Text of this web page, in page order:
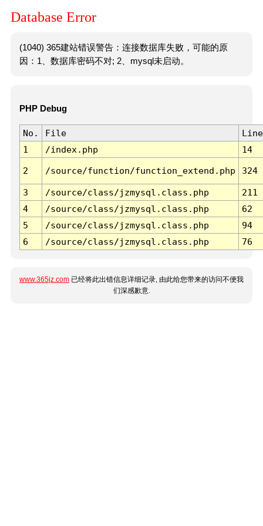
Database Error
(1040) 365建站错误警告：连接数据库失败，可能的原
因：1、数据库密码不对; 2、mysql未启动。
PHP Debug
No. File
Line
1
/index.php 14
2 /source/function/function_extend.php 324
3 /source/class/jzmysql.class.php
211
4
/source/class/jzmysql.class.php
62
5
/source/class/jzmysql.class.php
94
6
/source/class/jzmysql.class.php 76
www.365jz.com 已经将此出错信息详细记录, 由此给您带来的访问不便我
们深感歉意.